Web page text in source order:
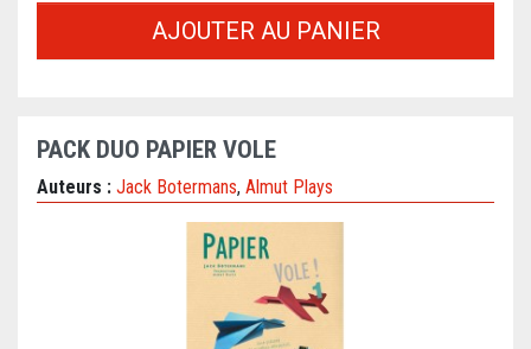
AJOUTER AU PANIER
PACK DUO PAPIER VOLE
Auteurs : Jack Botermans, Almut Plays